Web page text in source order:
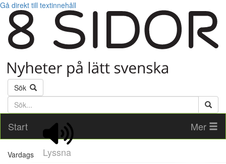
Gå direkt till textinnehåll
Sök
Söktext
Start
Lyssna
Mer
Vardags